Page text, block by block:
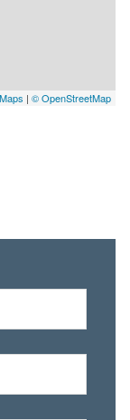
Maps | © OpenStreetMap